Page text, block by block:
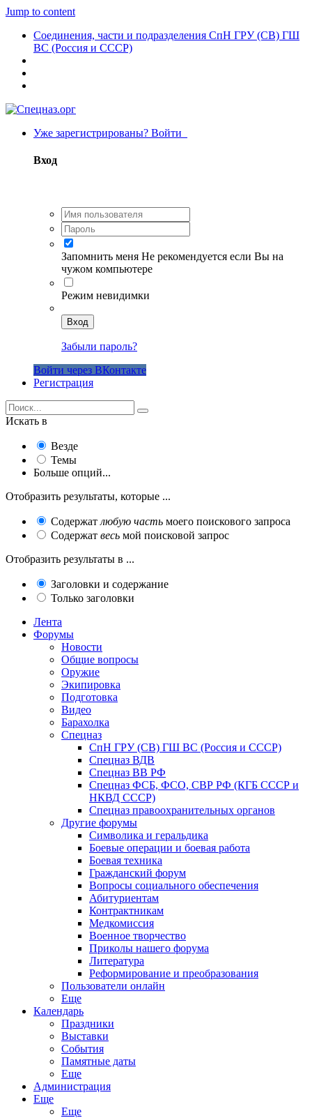
Jump to content
Соединения, части и подразделения СпН ГРУ (СВ) ГШ
ВС (Россия и СССР)
Уже зарегистрированы? Войти
Вход
Запомнить меня Не рекомендуется если Вы на
чужом компьютере
Режим невидимки
Вход
Забыли пароль?
Войти через ВКонтакте
Регистрация
Искать в
Везде
Темы
Больше опций...
Отобразить результаты, которые ...
Содержат любую часть моего поискового запроса
Содержат весь мой поисковой запрос
Отобразить результаты в ...
Заголовки и содержание
Только заголовки
Лента
Форумы
Новости
Общие вопросы
Оружие
Экипировка
Подготовка
Видео
Барахолка
Спецназ
СпН ГРУ (СВ) ГШ ВС (Россия и СССР)
Спецназ ВДВ
Спецназ ВВ РФ
Спецназ ФСБ, ФСО, СВР РФ (КГБ СССР и
НКВД СССР)
Спецназ правоохранительных органов
Другие форумы
Символика и геральдика
Боевые операции и боевая работа
Боевая техника
Гражданский форум
Вопросы социального обеспечения
Абитуриентам
Контрактникам
Медкомиссия
Военное творчество
Приколы нашего форума
Литература
Реформирование и преобразования
Пользователи онлайн
Еще
Календарь
Праздники
Выставки
События
Памятные даты
Еще
Администрация
Еще
Еще